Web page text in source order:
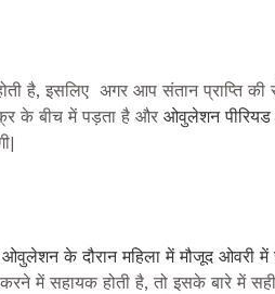
है, इसलिए अगर आप संतान प्राप्ति
के बीच में पड़ता है और ओवुलेशन पीरियड
के दौरान महिला में मौजूद ओवरी में
करने में सहायक होती है, तो इसके बारे में